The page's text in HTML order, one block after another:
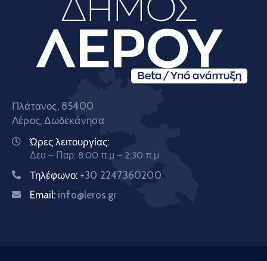
Πλάτανος, 85400
Λέρος, Δωδεκάνησα
Ώρες λειτουργίας:
Δευ – Παρ: 8:00 π.μ – 2:30 π.μ
Τηλέφωνο: +30 2247360200
Email: info@leros.gr